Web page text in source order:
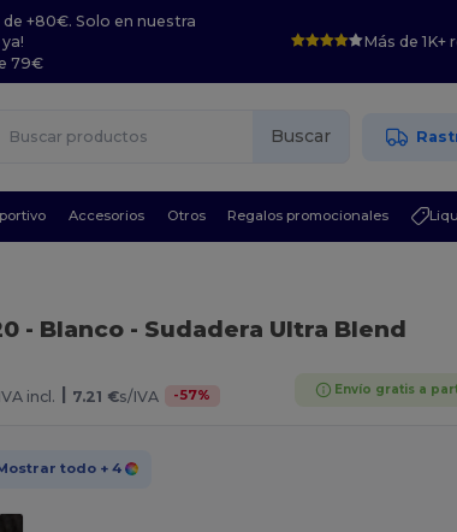
+80€. Solo en nuestra
79€
Más de 1K+
Buscar
Accesorios Otros Regalos promocionales
- Blanco- Sudadera Ultra Blend
IVA incl. | 7.21 €s/IVA -57% Envío gratis a
todo + 4